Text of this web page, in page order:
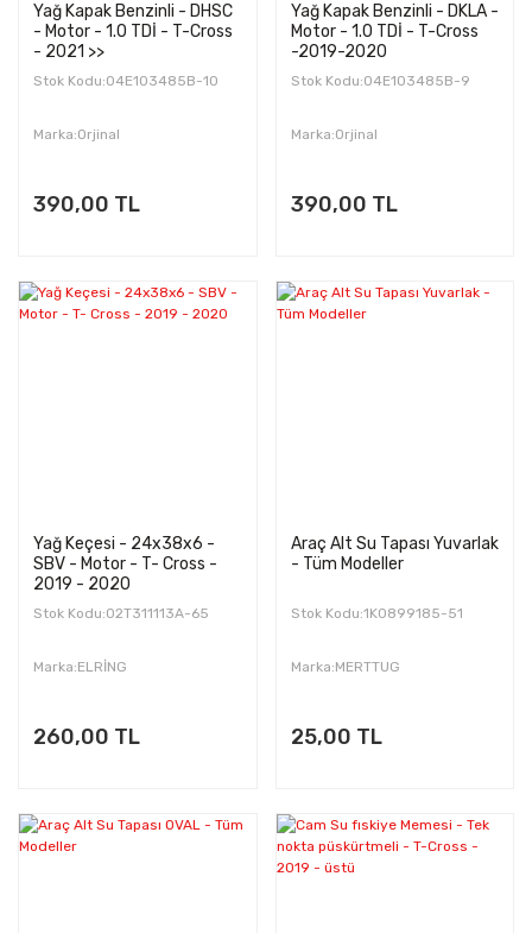
Yağ Kapak Benzinli - DHSC
- Motor - 1.0 TDİ - T-Cross
- 2021 >>
Stok Kodu:04E103485B-10
Marka:Orjinal
390,00 TL
Yağ Kapak Benzinli - DKLA -
Motor - 1.0 TDİ - T-Cross
-2019-2020
Stok Kodu:04E103485B-9
Marka:Orjinal
390,00 TL
Yağ Keçesi - 24x38x6 -
SBV - Motor - T- Cross -
2019 - 2020
Stok Kodu:02T311113A-65
Marka:ELRİNG
260,00 TL
Araç Alt Su Tapası Yuvarlak
- Tüm Modeller
Stok Kodu:1K0899185-51
Marka:MERTTUG
25,00 TL